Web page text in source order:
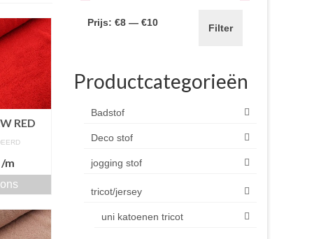
RED
/m
Filter
Prijs: €8— €10
Productcategorieën
Badstof
Deco stof
jogging stof
tricot/jersey
uni katoenen tricot